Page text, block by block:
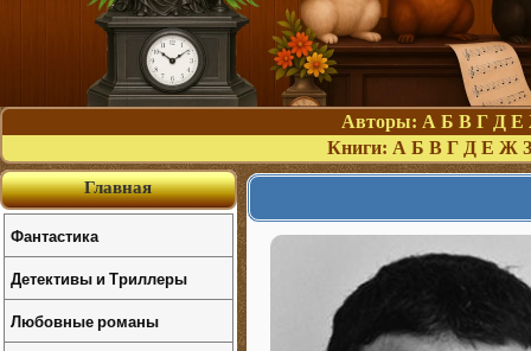
Авторы: А Б В Г Д Е
Книги: А Б В Г Д Е Ж З
Главная
Фантастика
Детективы и Триллеры
Любовные романы